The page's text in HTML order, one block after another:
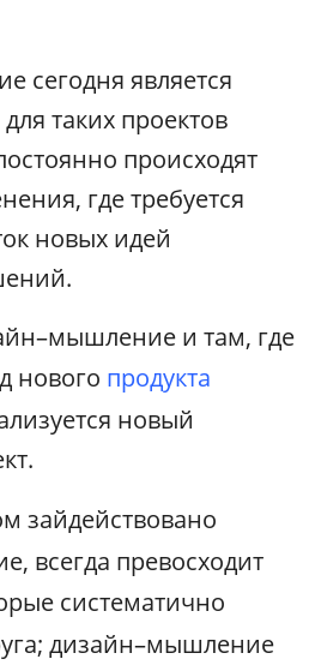
сегодня является
таких проектов
происходят
где требуется
новых идей
и там, где
нового продукта
новый
зайдействовано
всегда превосходит
систематично
дизайн–мышление